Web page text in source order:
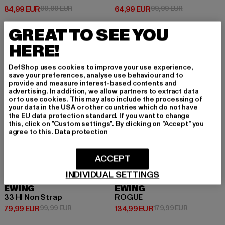
84,99 EUR
Derzeitiger Preis: 84,99 EUR
99,99 EURAktionspreis: 99,99 EUR
64,99 EUR
Derzeitiger Preis: 64,99 EUR
99,99 EURAktionspreis:
-20%
EWING
33 HI Non Strap
79,99 EUR
Derzeitiger Preis: 79,99 EUR
99,99 EURAktionspreis: 99,99 EUR
EWING
ROGUE
134,99 EUR
Derzeitiger Preis: 134,99 EUR
179,99 EUR
GREAT TO SEE YOU
HERE!
DefShop uses cookies to improve your use experience,
save your preferences, analyse use behaviour and to
provide and measure interest-based contents and
advertising. In addition, we allow partners to extract data
or to use cookies. This may also include the processing of
your data in the USA or other countries which do not have
the EU data protection standard. If you want to change
this, click on "Custom settings". By clicking on "Accept" you
agree to this. Data protection
INDIVIDUAL SETTINGS
ACCEPT